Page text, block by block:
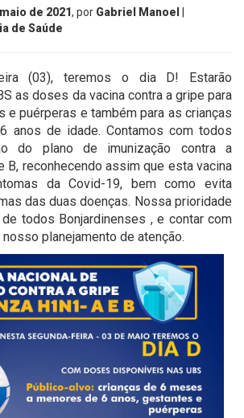
de 2021, por Gabriel Manoel
de Saúde
(03), teremos o dia D! Estarão
as doses da vacina contra a gripe para
e puérperas e também para as crianças
anos de idade. Contamos com todos
do plano de imunização contra a
B, reconhecendo assim que esta vacina
da Covid-19, bem como evita
das duas doenças. Nossa prioridade
todos Bonjardinenses , e contar com
planejamento de atenção.